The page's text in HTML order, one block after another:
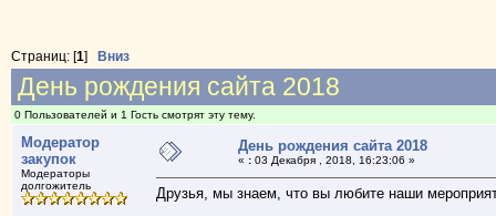
Страниц: [1] Вниз
День рождения сайта 2018
0 Пользователей и 1 Гость смотрят эту тему.
Модератор
закупок
Модераторы
долгожитель
День рождения сайта 2018
« :03 Декабря , 2018, 16:23:06 »
Друзья, мы знаем, что вы любите наши